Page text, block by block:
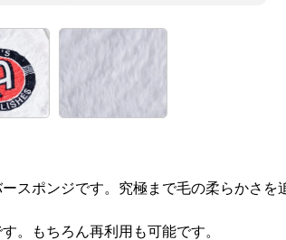
スポンジです。究極まで毛の柔らかさ
。もちろん再利用も可能です。